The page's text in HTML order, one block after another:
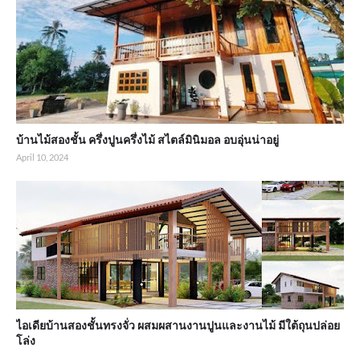
บ้านไม้สองชั้น ครึ่งปูนครึ่งไม้ สไตล์มินิมอล อบอุ่นน่าอยู่
April 10, 2024
ไอเดียบ้านสองชั้นทรงจั่ว ผสมผสานงานปูนและงานไม้ มีใต้ถุนปล่อย
โล่ง